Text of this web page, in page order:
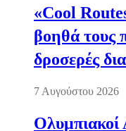
«Cool
βοηθά τους
δροσερές
7 Αυγούστου 2026
Ολυμπιακοί